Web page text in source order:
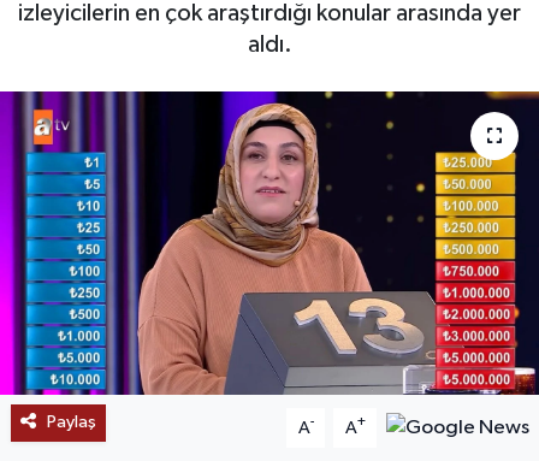
izleyicilerin en çok araştırdığı konular arasında yer
aldı.
Paylaş A- A+
SAĞLIK
EĞİTİM
BÖLGE
KEŞFET
POPÜLER
DÜNYA
Haber Arşivi